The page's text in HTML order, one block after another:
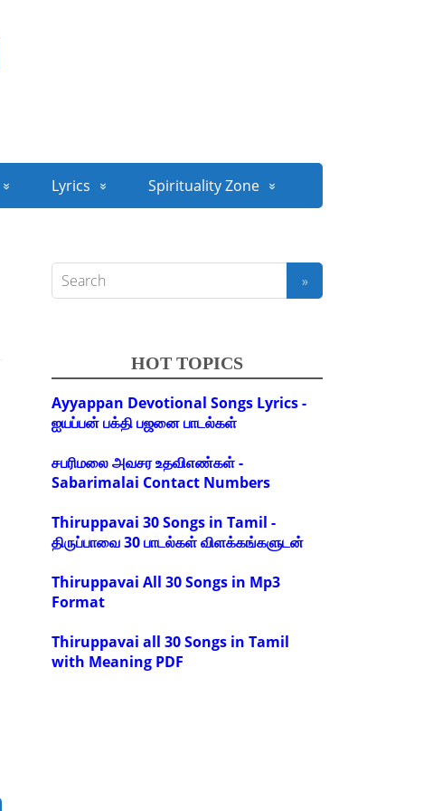
Lyrics Spirituality Zone
HOT TOPICS
Ayyappan Devotional Songs Lyrics -
ஐயப்பன் பக்தி பஜனை பாடல்கள்
சபரிமலை அவசர உதவிஎண்கள் -
Sabarimalai Contact Numbers
Thiruppavai 30 Songs in Tamil -
திருப்பாவை 30 பாடல்கள் விளக்கங்களுடன்
Thiruppavai All 30 Songs in Mp3
Format
Thiruppavai all 30 Songs in Tamil
with Meaning PDF